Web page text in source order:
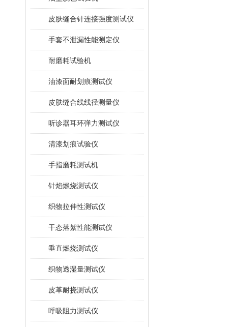
皮肤缝合针连接强度测试仪
手套不泄漏性能测定仪
耐磨耗试验机
油漆面耐划痕测试仪
皮肤缝合线线径测量仪
听诊器耳环弹力测试仪
清漆划痕试验仪
手指磨耗测试机
针焰燃烧测试仪
织物拉伸性测试仪
干态落絮性能测试仪
垂直燃烧测试仪
织物透湿量测试仪
皮革耐挠测试仪
呼吸阻力测试仪